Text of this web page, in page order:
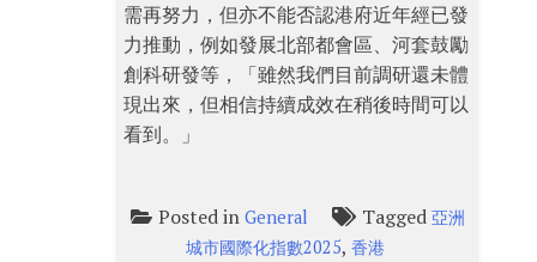
需再努力，但亦不能否認港府近年經已發
力推動，例如發展北部都會區、河套鼓勵
創科研發等，「雖然我們目前調研還未體
現出來，但相信持續成效在稍後時間可以
看到。」
Posted in General Tagged 亞洲
城市國際化指數2025,香港